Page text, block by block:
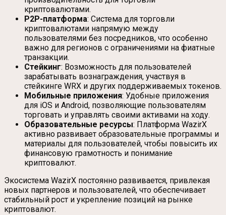
криптовалютами.
P2P-платформа: Система для торговли
криптовалютами напрямую между
пользователями без посредников, что особенно
важно для регионов с ограничениями на фиатные
транзакции.
Стейкинг: Возможность для пользователей
зарабатывать вознаграждения, участвуя в
стейкинге WRX и других поддерживаемых токенов.
Мобильные приложения: Удобные приложения
для iOS и Android, позволяющие пользователям
торговать и управлять своими активами на ходу.
Образовательные ресурсы: Платформа WazirX
активно развивает образовательные программы и
материалы для пользователей, чтобы повысить их
финансовую грамотность и понимание
криптовалют.
Экосистема WazirX постоянно развивается, привлекая
новых партнеров и пользователей, что обеспечивает
стабильный рост и укрепление позиций на рынке
криптовалют.